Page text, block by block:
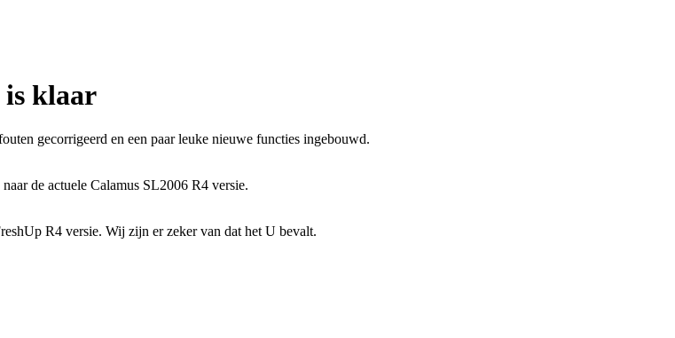
is klaar
gecorrigeerd en een paar leuke nieuwe functies ingebouwd.
de actuele Calamus SL2006 R4 versie.
R4 versie. Wij zijn er zeker van dat het U bevalt.